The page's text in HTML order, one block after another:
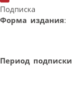
Подписка
Форма издания:
Период подписки